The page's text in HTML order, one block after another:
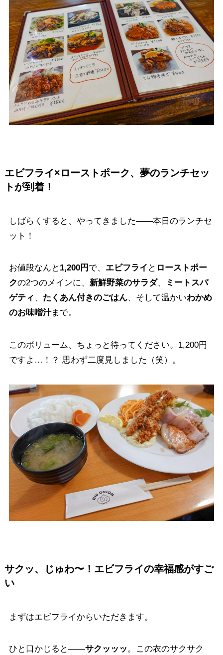
エビフライ×ローストポーク、夢のランチセッ
トが到着！
しばらくすると、やってきました——本日のランチセ
ット！
お値段なんと 1,200円 で、 エビフライ と ローストポー
クの2つのメインに、 新鮮野菜のサラダ、
ミートスパ
ゲティ 、 たくあん付きのごはん、そして温かいわかめ
のお味噌汁まで。
このボリューム、ちょっと待ってください。1,200円
ですよ…！？ 思わず二度見しました（笑）。
サクッ、じゅわ〜！エビフライの幸福感がすご
い
まずはエビフライからいただきます。
ひと口かじると——サクッッッ。この衣のサクサク